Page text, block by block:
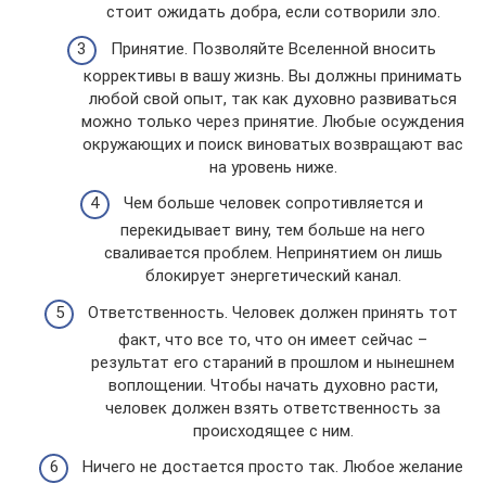
стоит ожидать добра, если сотворили зло.
Принятие. Позволяйте Вселенной вносить
коррективы в вашу жизнь. Вы должны принимать
любой свой опыт, так как духовно развиваться
можно только через принятие. Любые осуждения
окружающих и поиск виноватых возвращают вас
на уровень ниже.
Чем больше человек сопротивляется и
перекидывает вину, тем больше на него
сваливается проблем. Непринятием он лишь
блокирует энергетический канал.
Ответственность. Человек должен принять тот
факт, что все то, что он имеет сейчас –
результат его стараний в прошлом и нынешнем
воплощении. Чтобы начать духовно расти,
человек должен взять ответственность за
происходящее с ним.
Ничего не достается просто так. Любое желание